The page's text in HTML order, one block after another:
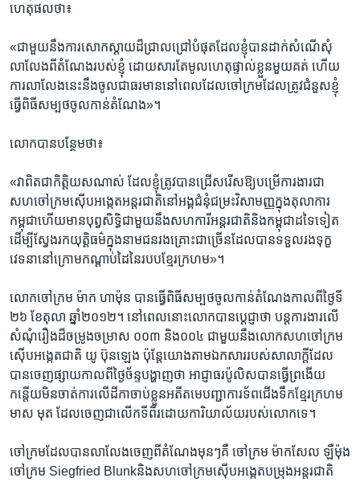
ហេតុផល​ថា៖
«ជាមួយ​នឹង​ការ​សោកស្តាយ​ដ៏​ជ្រាលជ្រៅ​បំផុត​ដែល​ខ្ញុំ​បាន​ដាក់​សំណើ​សុំ​
លាលែង​ពី​តំណែង​របស់​ខ្ញុំ​ ដោយសារ​តែ​មូលហេតុ​ផ្ទាល់​ខ្លួន​មួយ​គត់ ហើយ​
ការ​លាលែង​នេះ​នឹង​ចូល​ជា​ធរមាន​នៅ​ពេល​ដែល​ចៅក្រម​ដែល​ត្រូវ​ជំនួស​ខ្ញុំ​
ធ្វើ​ពិធី​សម្បថ​ចូល​កាន់​តំណែង‍»។​
លោក​បាន​បន្ថែម​ថា៖
«វា​ពិត​ជា​កិត្តិយស​ណាស់ ដែល​ខ្ញុំ​ត្រូវ​បាន​ជ្រើសរើស​ឱ្យ​បម្រើ​ការងារ​ជា​
សហចៅក្រម​ស៊ើបអង្កេត​អន្តរជាតិ​នៅ​អង្គ​ជំនុំ​ជម្រះ​វិសាមញ្ញ​ក្នុង​តុលាការ​
កម្ពុជា​ហើយ​មាន​បុព្វសិទ្ធិ​ជាមួយ​នឹង​សហការី​អន្តរជាតិ​និង​កម្ពុជា​ដទៃ​ទៀត
ដើម្បី​ស្វែងរក​យុត្តិធម៌​ក្នុង​នាម​ជនរងគ្រោះ​ជាច្រើន​ដែល​បាន​ទទួល​រងទុក្ខ​
វេទនា​នៅ​ក្រោម​កណ្តាប់​ដៃ​នៃ​របប​ខ្មែរ​ក្រហម‍»។​
លោក​ចៅក្រម ម៉ាក ហាម៉ុន បាន​ធ្វើ​ពិធី​សម្បថ​ចូល​កាន់​តំណែង​កាល​ពី​ថ្ងៃទី
២៦ ខែ​តុលា ឆ្នាំ២០១២។ នៅ​ពេល​នោះ​លោក​បាន​ប្តេជ្ញា​ថា ​បន្ត​ការងារ​លើ​
សំណុំ​រឿង​ដ៏​ចម្រូងចម្រាស ​០០៣ និង​០០៤ ជាមួយ​នឹង​លោក​សហចៅក្រម​
ស៊ើបអង្កេត​ជាតិ យូ ប៊ុនឡេង ប៉ុន្តែ​យោង​តាម​ឯកសារ​របស់​សាលាក្តី​ដែល​
បាន​ចេញផ្សាយ​កាល​ពី​ថ្ងៃ​ច័ន្ទ​បង្ហាញ​ថា ​អាជ្ញាធរ​ប៉ូលិស​បាន​ធ្វើ​ព្រងើយ
កន្តើយ​មិន​ចាត់​ការ​លើ​ដីកា​ចាប់​ខ្លួនអតីត​មេបញ្ជាការ​ទ័ព​ជើង​ទឹក​ខ្មែរ​ក្រហម​
មាស មុត ដែល​ចេញ​ជា​លើក​ទីពីរ​ដោយ​ការិយាល័យ​របស់​លោក​ទេ។
ចៅក្រម​ដែល​បាន​លាលែង​ចេញ​ពី​តំណែង​មុនៗ​គឺ​ ចៅក្រម ម៉ាកសែល ឡឺម៉ុង
​ចៅក្រម Siegfried Blunkនិង​សហចៅក្រម​ស៊ើប​អង្កេត​បម្រុង​អន្តរជាតិ